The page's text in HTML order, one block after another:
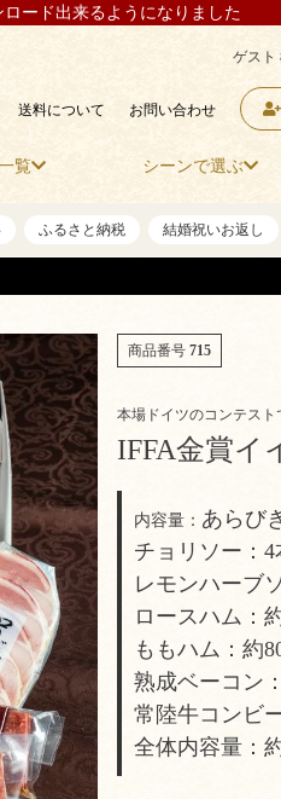
ード出来るようになりました
ゲスト
送料について お問い合わせ
覧 シーンで選ぶ
ふるさと納税 結婚祝いお返し
商品番号 715
本場ドイツのコンテス
IFFA金賞イ
内容量： あらび
チョリソー：4
レモンハーブ
ロースハム：
ももハム：約
熟成ベーコン
常陸牛コンビ
全体内容量：